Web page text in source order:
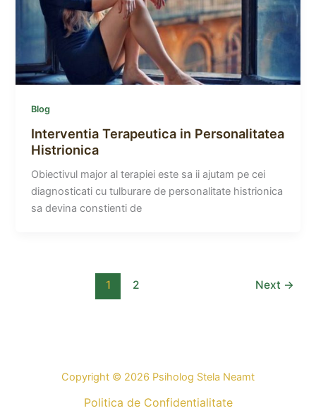
Blog
Interventia Terapeutica in Personalitatea
Histrionica
Obiectivul major al terapiei este sa ii ajutam pe cei
diagnosticati cu tulburare de personalitate histrionica
sa devina constienti de
1 2 Next →
Copyright © 2026 Psiholog Stela Neamt
Politica de Confidentialitate